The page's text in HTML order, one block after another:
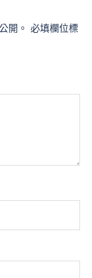
開。 必填欄位標